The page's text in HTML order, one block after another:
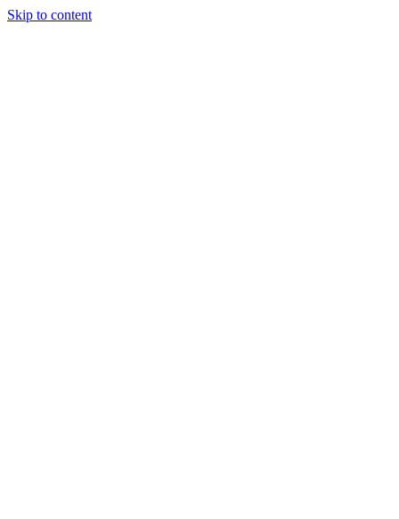
Skip to content